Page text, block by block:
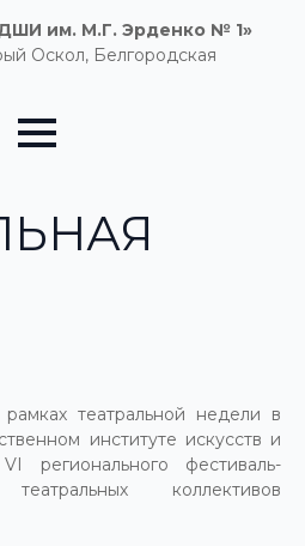
им. М.Г. Эрденко № 1»
Оскол, Белгородская
театральной недели в
институте искусств и
регионального фестиваль-
коллективов